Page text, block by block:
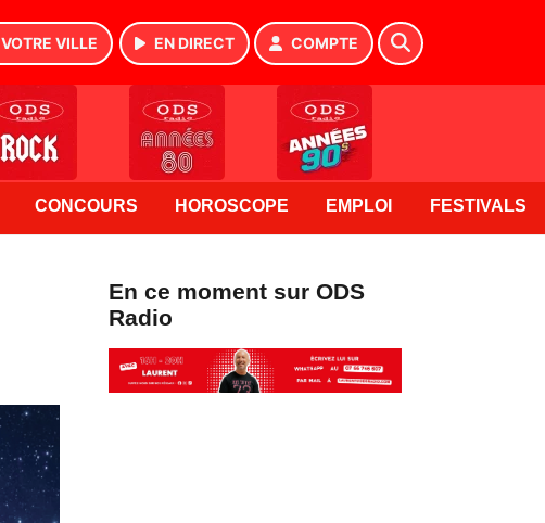
VOTRE VILLE EN DIRECT COMPTE
CONCOURS HOROSCOPE EMPLOI FESTIVALS
En ce moment sur ODS
Radio